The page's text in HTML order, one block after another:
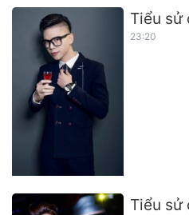
Tiểu sử
23:20
Tiểu sử